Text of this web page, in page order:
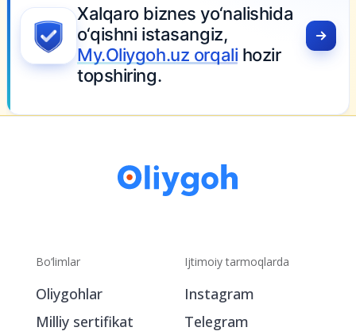
yo‘nalishida
orqalihozir
Bo‘limlar Ijtimoiy tarmoqlarda